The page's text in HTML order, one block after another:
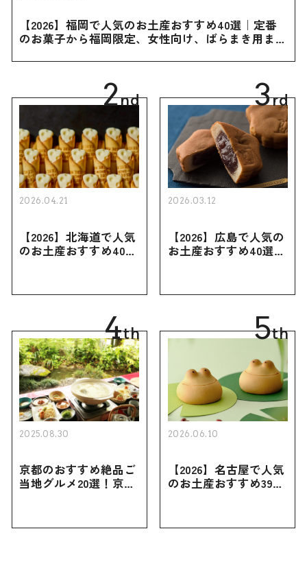
【2026】福岡で人気のお土産おすすめ40選｜定番
のお菓子から福岡限定、女性向け、ばらまき用まで
2nd
2026.04.21
【2026】北海道で人気
のお土産おすすめ40選
買えない限定品、女性
3rd
2026.03.12
【2026】広島で人気の
お土産おすすめ40選｜
き用、女性向けまで幅
4th
2025.08.30
京都のおすすめ絶品ご
当地グルメ20選！京都
5th
2026.06.10
【2026】名古屋で人気
のお土産おすすめ39選
お土産・ばらまき用ま